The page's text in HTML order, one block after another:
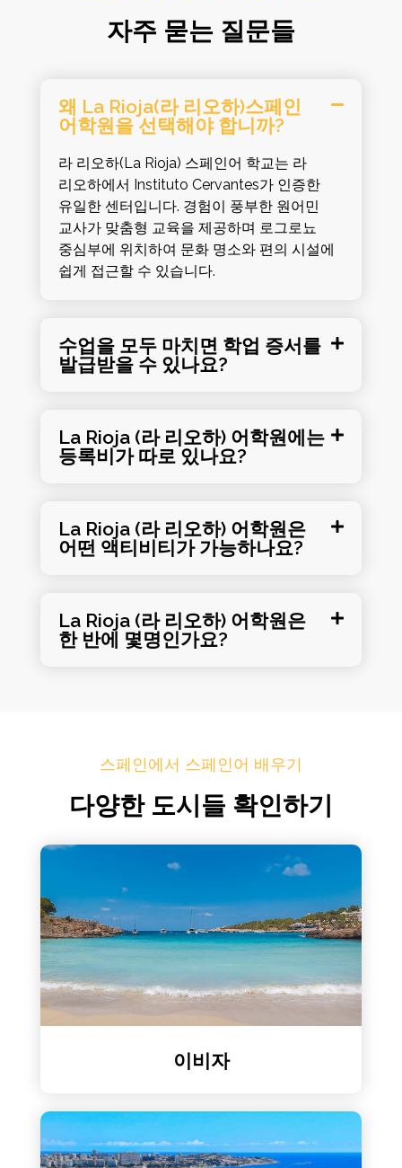
자주 묻는 질문들
왜 La Rioja(라 리오하)스페인
어학원을 선택해야 합니까?
라 리오하(La Rioja) 스페인어 학교는 라
리오하에서 Instituto Cervantes가 인증한
유일한 센터입니다. 경험이 풍부한 원어민
교사가 맞춤형 교육을 제공하며 로그로뇨
중심부에 위치하여 문화 명소와 편의 시설에
쉽게 접근할 수 있습니다.
수업을 모두 마치면 학업 증서를
발급받을 수 있나요?
La Rioja (라 리오하) 어학원에는
등록비가 따로 있나요?
La Rioja (라 리오하) 어학원은
어떤 액티비티가 가능하나요?
La Rioja (라 리오하) 어학원은
한 반에 몇명인가요?
스페인에서 스페인어 배우기
다양한 도시들 확인하기
이비자